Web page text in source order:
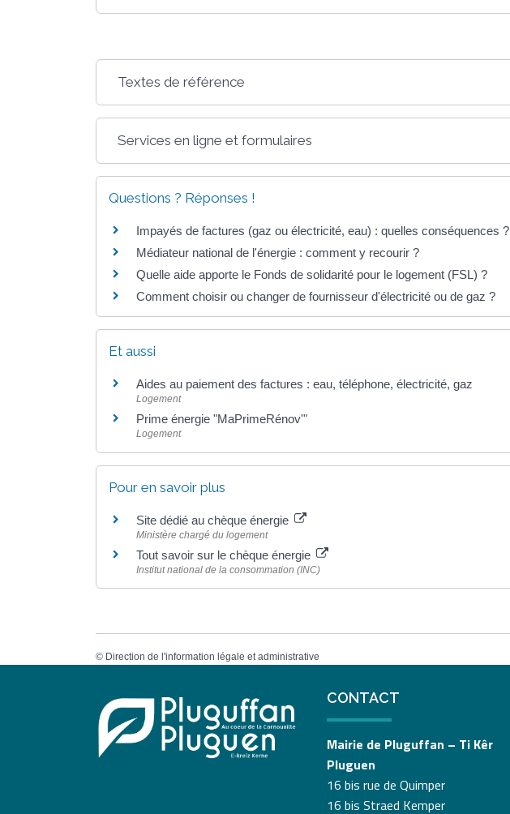
Textes de référence
Services en ligne et formulaires
Questions ? Réponses !
Impayés de factures (gaz ou électricité, eau) : quelles conséquences ?
Médiateur national de l'énergie : comment y recourir ?
Quelle aide apporte le Fonds de solidarité pour le logement (FSL) ?
Comment choisir ou changer de fournisseur d'électricité ou de gaz ?
Et aussi
Aides au paiement des factures : eau, téléphone, électricité, gaz
Logement
Prime énergie "MaPrimeRénov'"
Logement
Pour en savoir plus
Site dédié au chèque énergie
Ministère chargé du logement
Tout savoir sur le chèque énergie
Institut national de la consommation (INC)
© Direction de l'information légale et administrative
CONTACT
Mairie de Pluguffan – Ti Kêr
Pluguen
16 bis rue de Quimper
16 bis Straed Kemper